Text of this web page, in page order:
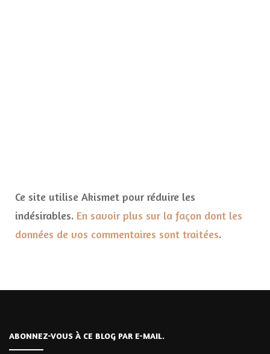
Ce site utilise Akismet pour réduire les
indésirables. En savoir plus sur la façon dont les
données de vos commentaires sont traitées.
ABONNEZ-VOUS À CE BLOG PAR E-MAIL.